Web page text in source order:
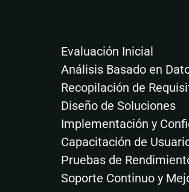
Evaluación Inicial
Análisis Basado en
Recopilación de
Diseño de Soluciones
Implementación y
Capacitación de
Pruebas de
Soporte Continuo y